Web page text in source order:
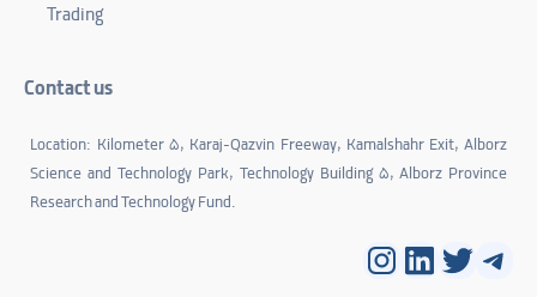
Trading
Contact us
Location: Kilometer 5, Karaj-Qazvin Freeway, Kamalshahr Exit, Alborz
Science and Technology Park, Technology Building 5, Alborz Province
Research and Technology Fund.
Instagram
LinkedIn
Twitter